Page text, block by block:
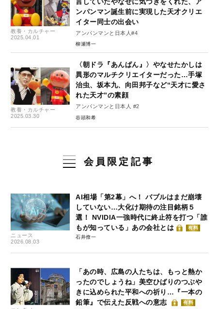
教養・カルチャー
2025.04.01
ンパンマン誕生前に実現した天才クリエ
イター同士の出会い
アンパンマンと日本人#4
柳瀬博一
教養・カルチャー
2025.03.30
〈朝ドラ『あんぱん』〉やなせたかしは
異形のマルチクリエイターだった…手塚
治虫、坂本九、向田邦子など“天才に愛さ
れた天才”の素顔
アンパンマンと日本人 #2
谷頭和希
会員限定記事
ニュース
2026.08.03
AI相場「第2幕」へ！ バブルはまだ崩壊
していない…大化け期待の注目銘柄５
選！ NVIDIA一強時代に終止符を打つ「誰
もが知っている」あの会社とは
有料
石井僚一
「あの時、広島の人たちは、もっと熱か
ったのでしょうね」美空ひばりのつぶや
きに込められた平和への祈り…『一本の
鉛筆』で伝えた反戦への意志
有料